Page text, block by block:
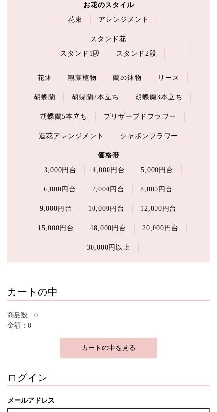
お花のスタイル
花束
アレンジメント
スタンド花
スタンド1段
スタンド2段
花鉢 観葉植物 蘭の鉢物 リース
胡蝶蘭 胡蝶蘭2本立ち 胡蝶蘭3本立ち
胡蝶蘭5本立ち プリザーブドフラワー
造花アレンジメント シャボンフラワー
価格帯
3,000円台
4,000円台 5,000円台
6,000円台 7,000円台 8,000円台
9,000円台 10,000円台 12,000円台
15,000円台 18,000円台 20,000円台
30,000円以上
カートの中
商品数：0
金額：0
カートの中を見る
ログイン
メールアドレス